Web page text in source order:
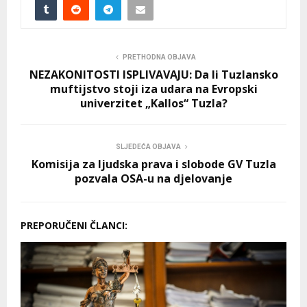
PRETHODNA OBJAVA
NEZAKONITOSTI ISPLIVAVAJU: Da li Tuzlansko
muftijstvo stoji iza udara na Evropski
univerzitet „Kallos“ Tuzla?
SLJEDEĆA OBJAVA
Komisija za ljudska prava i slobode GV Tuzla
pozvala OSA-u na djelovanje
PREPORUČENI ČLANCI: